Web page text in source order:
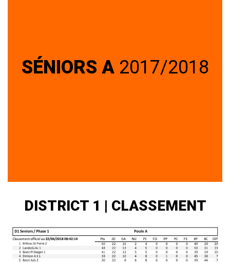
SÉNIORS A2017/2018
DISTRICT 1 | CLASSEMENT